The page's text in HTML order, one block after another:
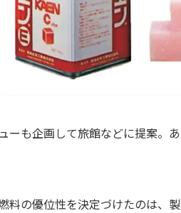
ーも企画して旅館などに提案。
料の優位性を決定づけたのは、